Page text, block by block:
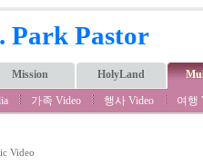
Park Pastor
Mission HolyLand
가족 Video 행사 Video 여행
Video